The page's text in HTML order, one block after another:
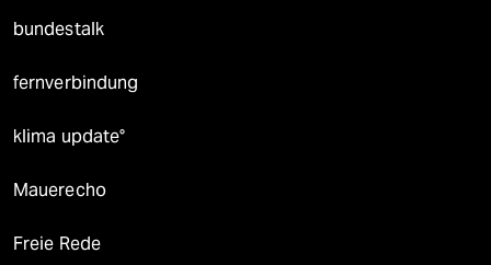
bundestalk
fernverbindung
klima update°
Mauerecho
Freie Rede